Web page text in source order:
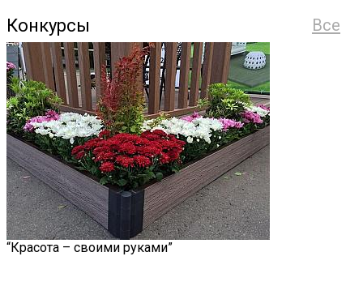
Все
Конкурсы
“Красота – своими руками”